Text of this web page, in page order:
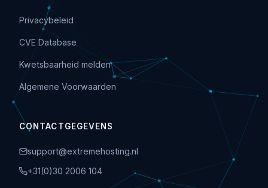
Privacybeleid
CVE Database
Kwetsbaarheid melden
Algemene Voorwaarden
CONTACTGEGEVENS
support@extremehosting.nl
+31(0)30 2006 104